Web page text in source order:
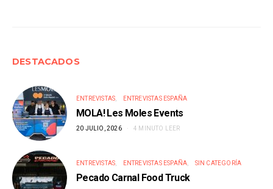
DESTACADOS
ENTREVISTAS ENTREVISTAS ESPAÑA
MOLA! Les Moles Events
20 JULIO, 2026 4 MINUTO LEER
ENTREVISTAS ENTREVISTAS ESPAÑA SIN CATEGORÍA
Pecado Carnal Food Truck